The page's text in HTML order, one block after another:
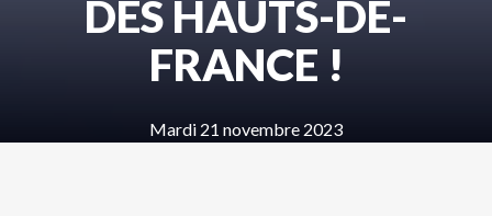
DES HAUTS-DE-
FRANCE !
Mardi 21 novembre 2023